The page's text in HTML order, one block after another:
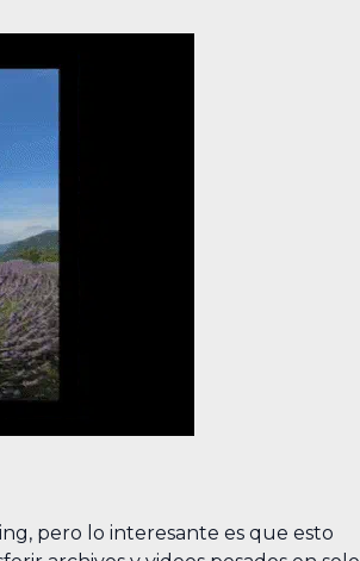
pero lo interesante es que esto